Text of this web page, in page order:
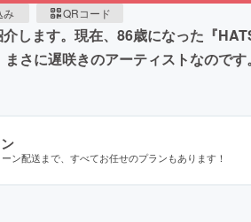
み QRコード
します。現在、86歳になった『
さに遅咲きのアーティストなのです。
ン配送まで、すべてお任せのプランもあります！